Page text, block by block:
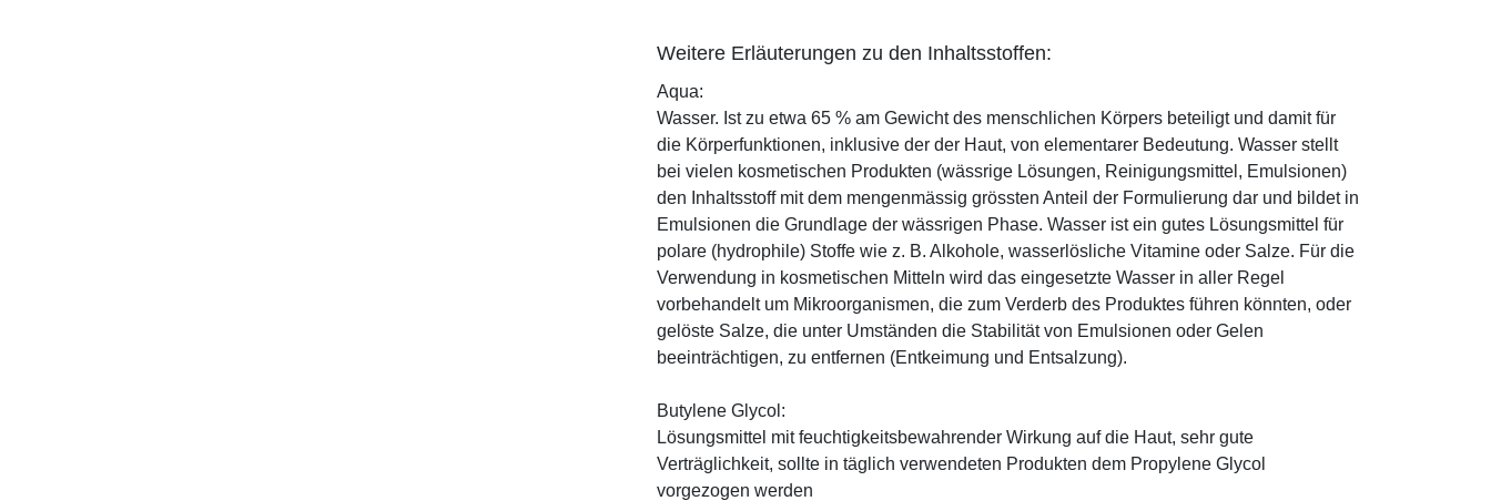
Weitere Erläuterungen zu den Inhaltsstoffen:
Aqua:
Wasser. Ist zu etwa 65 % am Gewicht des menschlichen Körpers beteiligt und damit für
die Körperfunktionen, inklusive der der Haut, von elementarer Bedeutung. Wasser stellt
bei vielen kosmetischen Produkten (wässrige Lösungen, Reinigungsmittel, Emulsionen)
den Inhaltsstoff mit dem mengenmässig grössten Anteil der Formulierung dar und bildet in
Emulsionen die Grundlage der wässrigen Phase. Wasser ist ein gutes Lösungsmittel für
polare (hydrophile) Stoffe wie z. B. Alkohole, wasserlösliche Vitamine oder Salze. Für die
Verwendung in kosmetischen Mitteln wird das eingesetzte Wasser in aller Regel
vorbehandelt um Mikroorganismen, die zum Verderb des Produktes führen könnten, oder
gelöste Salze, die unter Umständen die Stabilität von Emulsionen oder Gelen
beeinträchtigen, zu entfernen (Entkeimung und Entsalzung).
Butylene Glycol:
Lösungsmittel mit feuchtigkeitsbewahrender Wirkung auf die Haut, sehr gute
Verträglichkeit, sollte in täglich verwendeten Produkten dem Propylene Glycol
vorgezogen werden